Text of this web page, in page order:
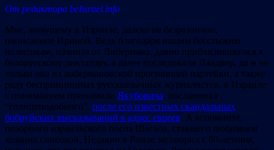
От редактора belisrael.info
Мне, живущему в Израиле, далеко не безразлично,
написанное Ириной. Ведь благодаря нашим бесстыжим
политикам, начиная от Либермана, давно приблизившегося к
белорусскому диктатору, а далее последовали Ландвер, да и не
только она из либермановской прогнившей партейки, а также
ряду беспринципных русскоязычных журналистов, в Израиле
с пониманием принимали Якубовича, посланника
“солнцеподобного”, после его известных скандальных
бобруйских высказываний в адрес евреев. А вспомните,
позорного израильского посла Шагала, ставшего любимцем
хозяина синеокой. Недавно в Рамле заговорил с 80-летним,